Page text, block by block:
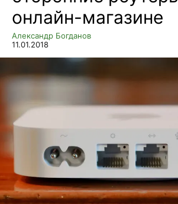
онлайн-магазине
Александр Богданов
11.01.2018